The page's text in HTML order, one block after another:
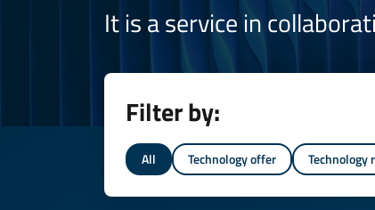
It is a service in
Filter by:
All Technology offer Technology